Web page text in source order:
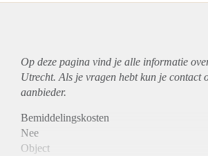
Op deze pagina vind je alle informatie
Utrecht. Als je vragen hebt kun je contact
aanbieder.
Bemiddelingskosten
Nee
Object